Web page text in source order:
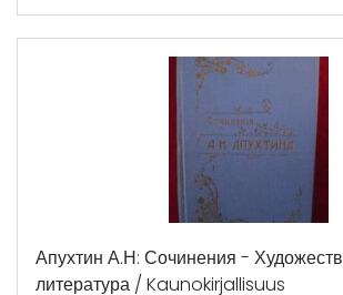
Апухтин А.Н: Сочинения -
литература / Kaunokirjallisuus